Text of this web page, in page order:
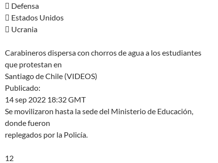
 Defensa
 Estados Unidos
 Ucrania
Carabineros dispersa con chorros de agua a los estudiantes
que protestan en
Santiago de Chile (VIDEOS)
Publicado:
14 sep 2022 18:32 GMT
Se movilizaron hasta la sede del Ministerio de Educación,
donde fueron
replegados por la Policía.
12